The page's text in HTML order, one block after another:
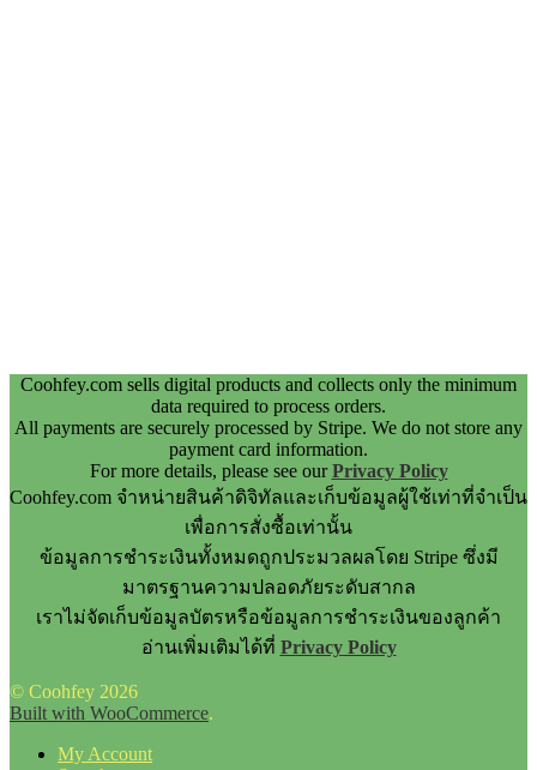
Coohfey.com sells digital products and collects only the minimum
data required to process orders.
All payments are securely processed by Stripe. We do not store any
payment card information.
For more details, please see ourPrivacy Policy
Coohfey.com จำหน่ายสินค้าดิจิทัลและเก็บข้อมูลผู้ใช้เท่าที่จำเป็น
เพื่อการสั่งซื้อเท่านั้น
ข้อมูลการชำระเงินทั้งหมดถูกประมวลผลโดย Stripe ซึ่งมี
มาตรฐานความปลอดภัยระดับสากล
เราไม่จัดเก็บข้อมูลบัตรหรือข้อมูลการชำระเงินของลูกค้า
อ่านเพิ่มเติมได้ที่ Privacy Policy
© Coohfey 2026
Built with WooCommerce.
My Account